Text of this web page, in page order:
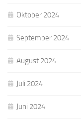
Oktober 2024
September 2024
August 2024
Juli 2024
Juni 2024